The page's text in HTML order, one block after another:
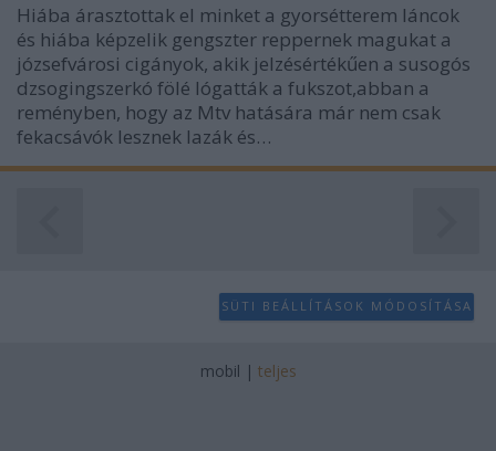
Hiába árasztottak el minket a gyorsétterem láncok
és hiába képzelik gengszter reppernek magukat a
józsefvárosi cigányok, akik jelzésértékűen a susogós
dzsogingszerkó fölé lógatták a fukszot,abban a
reményben, hogy az Mtv hatására már nem csak
fekacsávók lesznek lazák és…
SÜTI BEÁLLÍTÁSOK MÓDOSÍTÁSA
mobil | teljes